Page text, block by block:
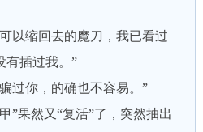
缩回去的魔刀，我已看过
有插过我。”
你，的确也不容易。”
果然又“复活”了，突然抽出